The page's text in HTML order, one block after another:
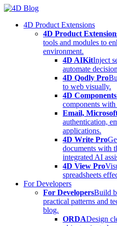
Skip
content4D Product Extensions
4D Product
tools and modules to
environment.
4D AIKitInject
automate
4D Qodly Pro
to web visually.
4D Components
components
Email,
authentication,
applications.
4D Write Pro
documents with
integrated AI
4D View Pro
spreadsheets
For Developers
For DevelopersBuild
practical patterns and
blog.
ORDADesign